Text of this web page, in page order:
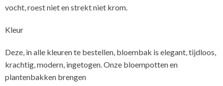
vocht, roest niet en strekt niet krom.
Kleur
Deze, in alle kleuren te bestellen, bloembak is elegant, tijdloos,
krachtig, modern, ingetogen. Onze bloempotten en
plantenbakken brengen